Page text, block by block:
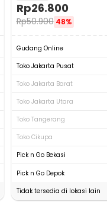
Rp26.800
Rp50.900 48%
Gudang Online
Toko Jakarta Pusat
Toko Jakarta Barat
Toko Jakarta Utara
Toko Tangerang
Toko Cikupa
Pick n Go Bekasi
Pick n Go Depok
Tidak tersedia di lokasi lain